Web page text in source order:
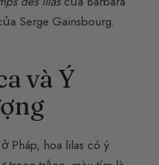
Serge Gainsbourg.
và Ý
Pháp, hoa lilas có ý